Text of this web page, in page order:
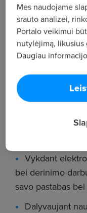
#inžinierius!
Prisidėsi prie
ekosistemos
10-35 kV įtampos
vadovaujantis
pilnai
Vykdant
bei derinimo
savo pastabas
Dalyvaujant
Mes naudojame
srauto analizei,
Portalo veikimui
nutylėjimą,
Daugiau